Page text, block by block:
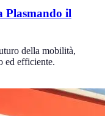
Plasmando il
della mobilità,
ed efficiente.